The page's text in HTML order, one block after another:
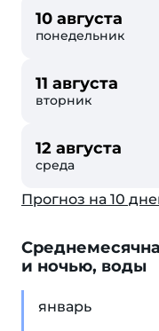
10 августа
понедельник
11 августа
вторник
12 августа
среда
Прогноз на 10
и ночью, воды
январь